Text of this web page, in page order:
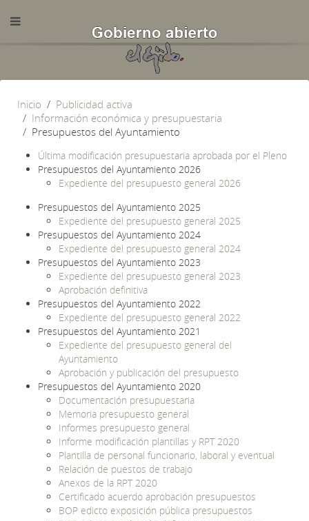
Inicio
Publicidad activa
Información económica y presupuestaria
Presupuestos del Ayuntamiento
Última modificación presupuestaria aprobada por el Pleno
Presupuestos del Ayuntamiento 2026
Expediente del presupuesto general 2026
Presupuestos del Ayuntamiento 2025
Expediente del presupuesto general 2025
Presupuestos del Ayuntamiento 2024
Expediente del presupuesto general 2024
Presupuestos del Ayuntamiento 2023
Expediente del presupuesto general 2023
Aprobación definitiva
Presupuestos del Ayuntamiento 2022
Expediente del presupuesto general 2022
Presupuestos del Ayuntamiento 2021
Expediente del presupuesto general del
Ayuntamiento
Aprobación y publicación del presupuesto
Presupuestos del Ayuntamiento 2020
Documentación presupuestaria
Memoria presupuesto general
Informes presupuesto general
Informe modificación plantillas y RPT 2020
Plantilla de personal funcionario, laboral y eventual
Relación de puestos de trabajo
Anexos de la RPT 2020
Certificado acuerdo aprobación presupuestos
BOP edicto exposición pública presupuestos